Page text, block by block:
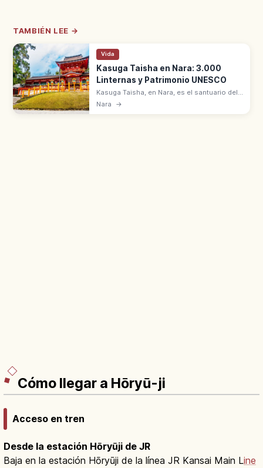
TAMBIÉN LEE →
Vida
Kasuga Taisha en Nara: 3.000
Linternas y Patrimonio UNESCO
Kasuga Taisha, en Nara, es el santuario del
clan Fujiwara fundado en 768, Patrimonio
Nara →
Cómo llegar a Hōryū-ji
Acceso en tren
Desde la estación Hōryūji de JR
Baja en la estación Hōryūji de la línea JR Kansai Main Line